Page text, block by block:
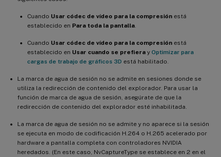
Cuando Usar códec de vídeo para la compresión está
establecido en Para toda la pantalla
Cuando Usar códec de vídeo para la compresión está
establecido en Usar cuando se prefiera y Optimizar para
cargas de trabajo de gráficos 3D está habilitado.
La marca de agua de sesión no se admite en sesiones donde se
utiliza la redirección de contenido del explorador. Para usar la
función de marca de agua de sesión, asegúrate de que la
redirección de contenido del explorador esté inhabilitada.
La marca de agua de sesión no se admite y no aparece si la sesión
se ejecuta en modo de codificación H.264 o H.265 acelerado por
hardware a pantalla completa con controladores NVIDIA
heredados. (En este caso, NvCaptureType se establece en 2 en el